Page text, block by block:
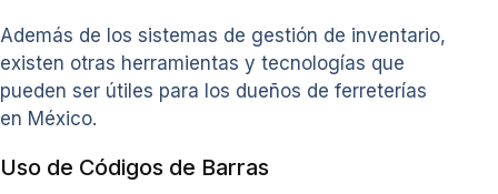
Además de los sistemas de gestión de inventario,
existen otras herramientas y tecnologías que
pueden ser útiles para los dueños de ferreterías
en México.
Uso de Códigos de Barras